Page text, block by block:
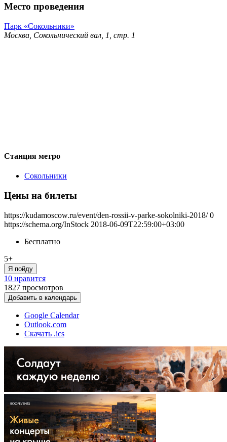
Место проведения
Парк «Сокольники»
Москва, Сокольнический вал, 1, стр. 1
Станция метро
Сокольники
Цены на билеты
https://kudamoscow.ru/event/den-rossii-v-parke-sokolniki-2018/ 0
https://schema.org/InStock 2018-06-09T22:59:00+03:00
Бесплатно
5+
Я пойду
10 нравится
1827 просмотров
Добавить в календарь
Google Calendar
Outlook.com
Скачать .ics